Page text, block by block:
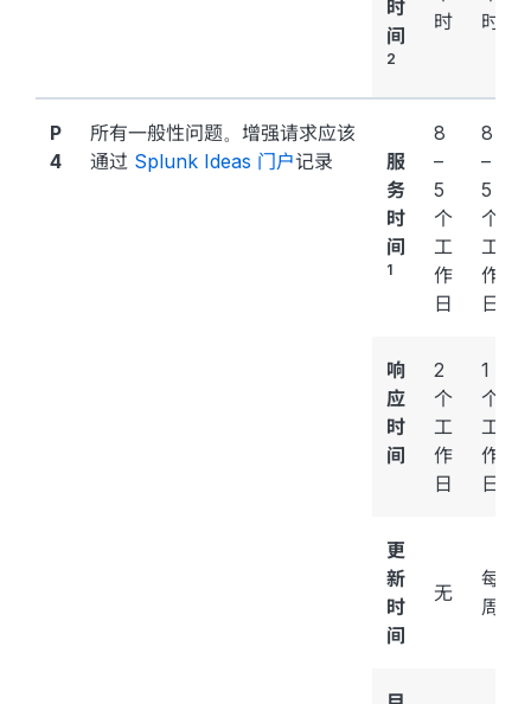
时
间
2
时
时
P
4
所有一般性问题。增强请求应该
通过 Splunk Ideas 门户记录
服
务
时
间
1
8
–
5
个
工
作
日
8
–
5
个
工
作
日
响
应
时
间
2
个
工
作
日
1
个
工
作
日
更
新
时
间
无
每
周